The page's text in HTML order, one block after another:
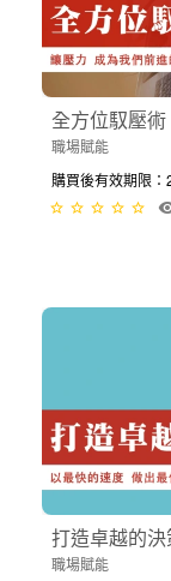
全方位馭壓術
職場賦能
購買後有效期限
打造卓越的決
職場賦能